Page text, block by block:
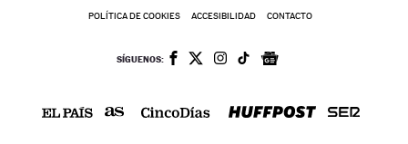
POLÍTICA DE COOKIES ACCESIBILIDAD CONTACTO
SÍGUENOS: